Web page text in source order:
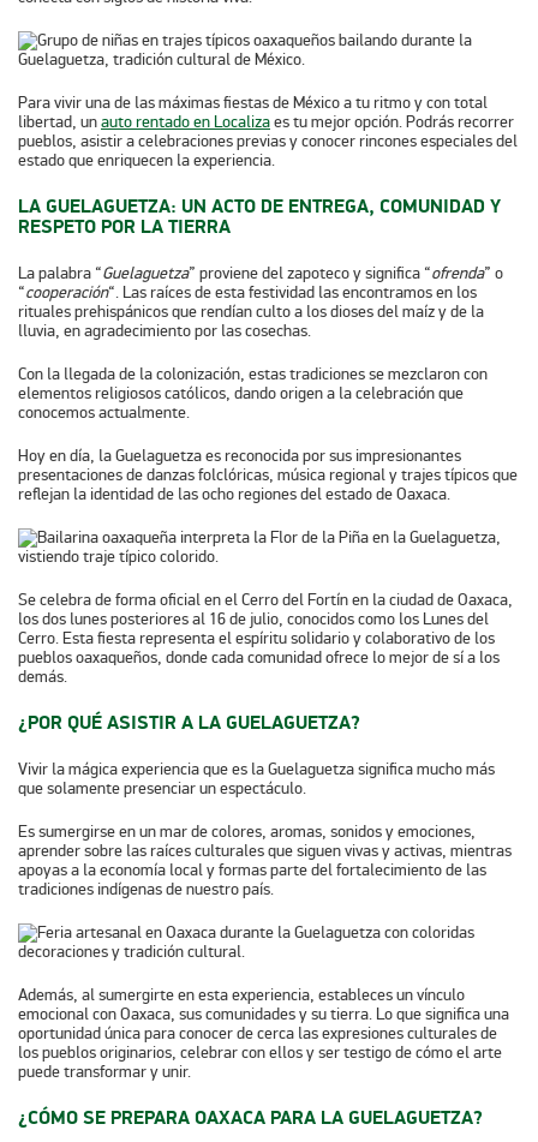
Para vivir una de las máximas fiestas de México a tu ritmo y con total
libertad, unauto rentado en Localizaes tu mejor opción. Podrás recorrer
pueblos, asistir a celebraciones previas y conocer rincones especiales del
estado que enriquecen la experiencia.
LA GUELAGUETZA: UN ACTO DE ENTREGA, COMUNIDAD Y
RESPETO POR LA TIERRA
La palabra “Guelaguetza” proviene del zapoteco y significa “ofrenda” o
“cooperación“. Las raíces de esta festividad las encontramos en los
rituales prehispánicos que rendían culto a los dioses del maíz y de la
lluvia, en agradecimiento por las cosechas.
Con la llegada de la colonización, estas tradiciones se mezclaron con
elementos religiosos católicos, dando origen a la celebración que
conocemos actualmente.
Hoy en día, la Guelaguetza es reconocida por sus impresionantes
presentaciones de danzas folclóricas, música regional y trajes típicos que
reflejan la identidad de las ocho regiones del estado de Oaxaca.
Se celebra de forma oficial en el Cerro del Fortín en la ciudad de Oaxaca,
los dos lunes posteriores al 16 de julio, conocidos como los Lunes del
Cerro. Esta fiesta representa el espíritu solidario y colaborativo de los
pueblos oaxaqueños, donde cada comunidad ofrece lo mejor de sí a los
demás.
¿POR QUÉ ASISTIR A LA GUELAGUETZA?
Vivir la mágica experiencia que es la Guelaguetza significa mucho más
que solamente presenciar un espectáculo.
Es sumergirse en un mar de colores, aromas, sonidos y emociones,
aprender sobre las raíces culturales que siguen vivas y activas, mientras
apoyas a la economía local y formas parte del fortalecimiento de las
tradiciones indígenas de nuestro país.
Además, al sumergirte en esta experiencia, estableces un vínculo
emocional con Oaxaca, sus comunidades y su tierra. Lo que significa una
oportunidad única para conocer de cerca las expresiones culturales de
los pueblos originarios, celebrar con ellos y ser testigo de cómo el arte
puede transformar y unir.
¿CÓMO SE PREPARA OAXACA PARA LA GUELAGUETZA?